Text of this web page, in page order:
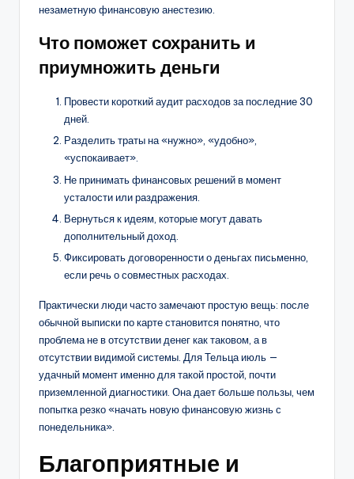
незаметную финансовую анестезию.
Что поможет сохранить и
приумножить деньги
Провести короткий аудит расходов за последние 30
дней.
Разделить траты на «нужно», «удобно»,
«успокаивает».
Не принимать финансовых решений в момент
усталости или раздражения.
Вернуться к идеям, которые могут давать
дополнительный доход.
Фиксировать договоренности о деньгах письменно,
если речь о совместных расходах.
Практически люди часто замечают простую вещь: после
обычной выписки по карте становится понятно, что
проблема не в отсутствии денег как таковом, а в
отсутствии видимой системы. Для Тельца июль —
удачный момент именно для такой простой, почти
приземленной диагностики. Она дает больше пользы, чем
попытка резко «начать новую финансовую жизнь с
понедельника».
Благоприятные и